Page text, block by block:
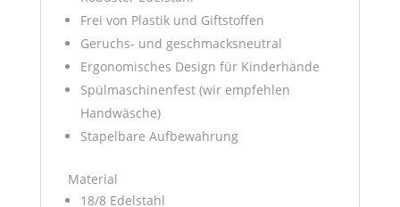
Frei von Plastik und Giftstoffen
Geruchs- und geschmacksneutral
Ergonomisches Design für Kinderhände
Spülmaschinenfest (wir empfehlen
Handwäsche)
Stapelbare Aufbewahrung
Material
18/8 Edelstahl